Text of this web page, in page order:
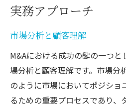
実務アプローチ
市場分析と顧客理解
M&Aにおける成功の鍵の一つ
場分析と顧客理解です。市場分
のように市場においてポジショ
るための重要プロセスであり、